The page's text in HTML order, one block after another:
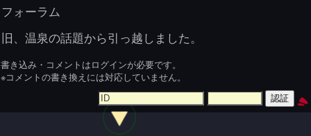
フォーラム
旧、温泉の話題から引っ越しました。
書き込み・コメントはログインが必要です。
※コメントの書き換えには対応していません。